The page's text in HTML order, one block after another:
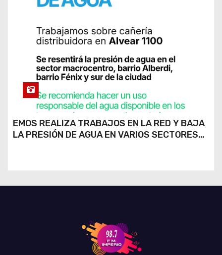
EMOS REALIZA TRABAJOS EN LA RED Y BAJA
LA PRESIÓN DE AGUA EN VARIOS SECTORES